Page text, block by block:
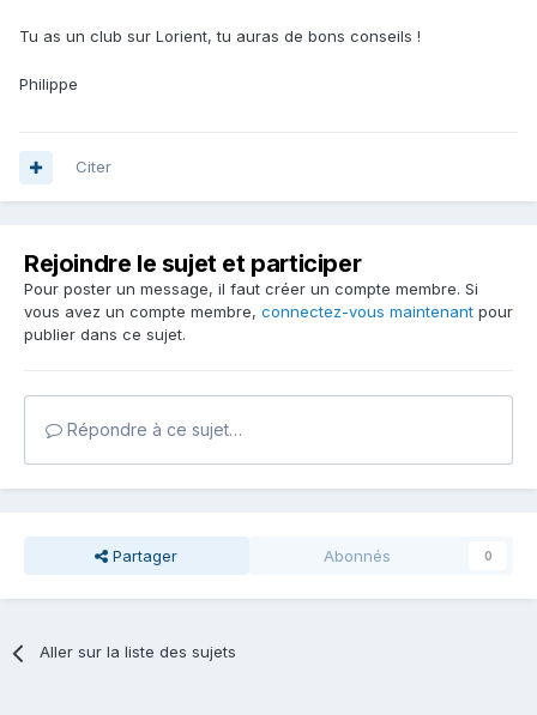
Tu as un club sur Lorient, tu auras de bons conseils !
Philippe
Citer
Rejoindre le sujet et participer
Pour poster un message, il faut créer un compte membre. Si
vous avez un compte membre, connectez-vous maintenant pour
publier dans ce sujet.
Répondre à ce sujet…
Partager Abonnés 0
Aller sur la liste des sujets